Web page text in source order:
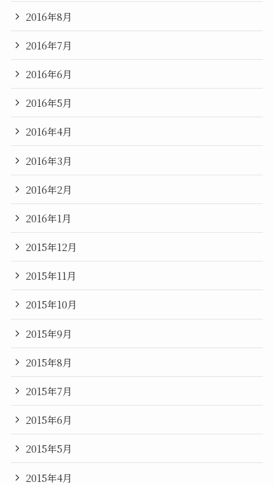
2016年8月
2016年7月
2016年6月
2016年5月
2016年4月
2016年3月
2016年2月
2016年1月
2015年12月
2015年11月
2015年10月
2015年9月
2015年8月
2015年7月
2015年6月
2015年5月
2015年4月